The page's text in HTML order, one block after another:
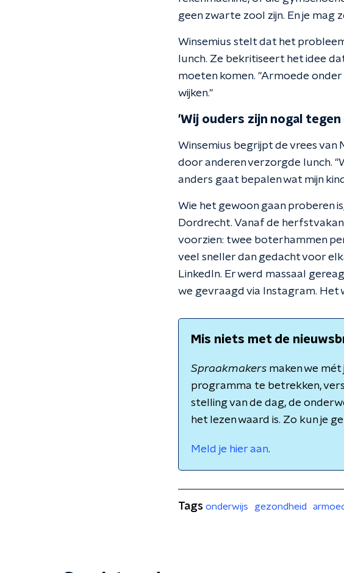
geen zwarte zool zijn. En je mag
Winsemius stelt dat het
lunch. Ze bekritiseert het idee
moeten komen. "Armoede
wijken."
'Wij ouders zijn nogal
Winsemius begrijpt de vrees
door anderen verzorgde lunch.
anders gaat bepalen wat mijn
Wie het gewoon gaan proberen
Dordrecht. Vanaf de
voorzien: twee boterhammen
veel sneller dan gedacht voor
LinkedIn. Er werd massaal
we gevraagd via Instagram. Het
Mis niets met de
Spraakmakers maken we
programma te betrekken,
stelling van de dag, de
het lezen waard is. Zo kun je
Meld je hier aan.
Tags onderwijs gezondheid